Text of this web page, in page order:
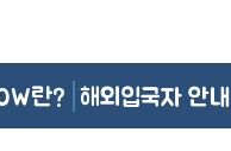
란? 해외입국자 안내